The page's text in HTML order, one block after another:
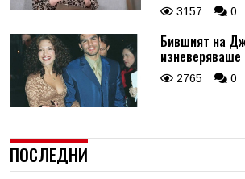
3157 0
Бившият на
2765 0
ПОСЛЕДНИ